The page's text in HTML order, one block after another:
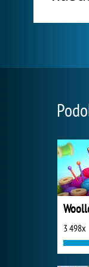
3 498x